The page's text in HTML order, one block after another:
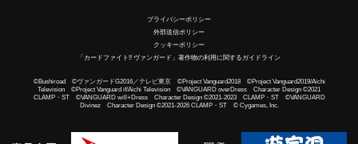
プライバシーポリシー
外部送信ポリシー
クッキーポリシー
「カードファイト!! ヴァンガード」著作物の利用に関するガイドライン
©Bushiroad ©ヴァンガードG2016／テレビ東京 ©Project Vanguard2018 ©Project Vanguard2019/Aichi
Television ©Project Vanguard if/Aichi Television ©VANGUARD overDress Character Design ©2021
CLAMP・ST ©VANGUARD will+Dress Character Design ©2021-2023 CLAMP・ST ©VANGUARD
Divinez Character Design ©2021-2026 CLAMP・ST © Cygames, Inc.